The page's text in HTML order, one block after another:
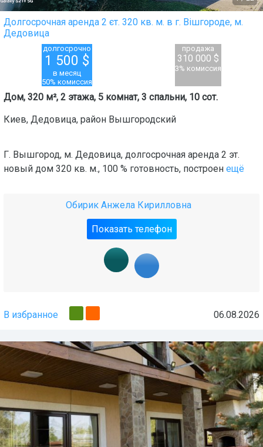
Долгосрочная аренда 2 єт. 320 кв. м. в г. Вішгороде, м.
Дедовица
долгосрочно
1 500 $
в месяц
50% комиссия
продажа
310 000 $
3% комиссия
Дом, 320 м², 2 этажа, 5 комнат, 3 спальни, 10 сот.
Киев, Дедовица, район Вышгородский
Г. Вышгород, м. Дедовица, долгосрочная аренда 2 эт.
новый дом 320 кв. м., 100 % готовность, построен ещё
Обирик Анжела Кирилловна
Показать телефон
В избранное 06.08.2026